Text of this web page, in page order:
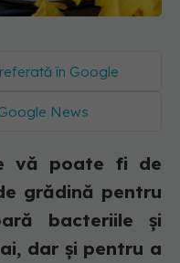
în Google
News
vă poate fi de
grădină pentru
bacteriile și
dar și pentru a